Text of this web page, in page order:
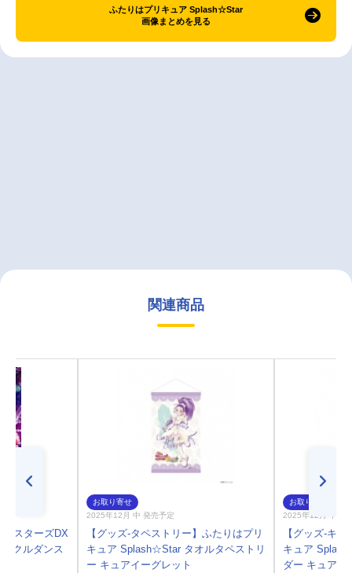
ふたりはプリキュア Splash☆Star
画像まとめを見る
関連商品
スターズDX
クルダンス
お取り寄せ
2025年12月 中 発売予定
【グッズ-タペストリー】ふたりはプリ
キュア Splash☆Star タオルタペストリ
ー キュアイーグレット
お取り寄せ
2025年12月 中 発
【グッズ-キ
キュア
ダー キュアイ